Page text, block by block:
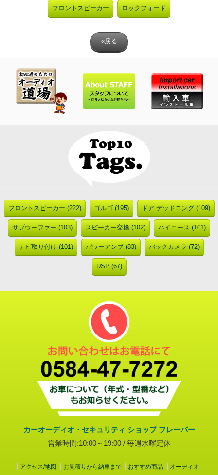
フロントスピーカー ロックフォード
«戻る
フロントスピーカー (222) ゴルゴ (195) ドア デッドニング (109)
サブウーファー (103) スピーカー交換 (102) ハイエース (101)
ナビ取り付け (101) パワーアンプ (83) バックカメラ (72)
DSP (67)
カーオーディオ・セキュリティ ショップ フレーバー
営業時間:10:00～19:00 / 毎週水曜定休
アクセス/地図 お見積りから納車まで おすすめ商品 オーディオ